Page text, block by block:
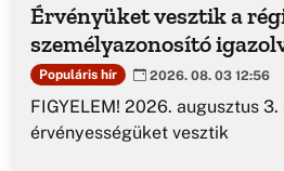
Érvényüket vesztik a
személyazonosító
Populáris hír 2026. 08. 03 12:56
FIGYELEM! 2026. augusztus
érvényességüket vesztik